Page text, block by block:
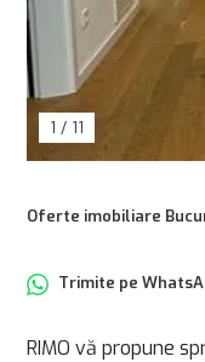
1 / 11
Oferte imobiliare
Trimite pe
RIMO vă propune